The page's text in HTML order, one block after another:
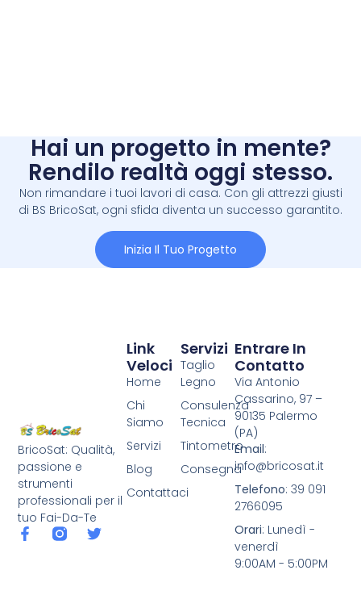
Hai un progetto in mente?
Rendilo realtà oggi stesso.
Non rimandare i tuoi lavori di casa. Con gli attrezzi giusti
di BS BricoSat, ogni sfida diventa un successo garantito.
Inizia Il Tuo Progetto
BricoSat: Qualità,
passione e
strumenti
professionali per il
tuo Fai-Da-Te
Servizi
Taglio
Legno
Consulenza
Tecnica
Tintometro
Consegna
Link
Veloci
Home
Chi
Siamo
Servizi
Blog
Contattaci
Entrare In
Contatto
Via Antonio
Cassarino, 97 –
90135 Palermo
(PA)
Email:
info@bricosat.it
Telefono: 39 091
2766095
Orari: Lunedì -
venerdì
9:00AM - 5:00PM